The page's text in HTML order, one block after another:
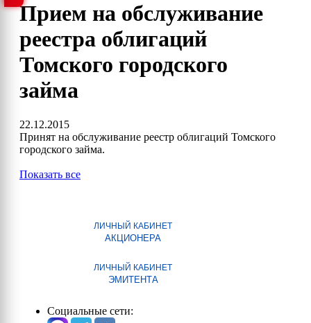
Прием на обслуживание
реестра облигаций
Томского городского
займа
22.12.2015
Принят на обслуживание реестр облигаций Томского
городского займа.
Показать все
ЛИЧНЫЙ КАБИНЕТ
АКЦИОНЕРА
ЛИЧНЫЙ КАБИНЕТ
ЭМИТЕНТА
Социальные сети: